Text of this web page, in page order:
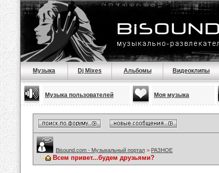
Музыка Dj Mixes Альбомы Видеоклипы
Музыка пользователей Моя музыка
Bisound.com - Музыкальный портал > РАЗНОЕ
Всем привет...будем друзьями?